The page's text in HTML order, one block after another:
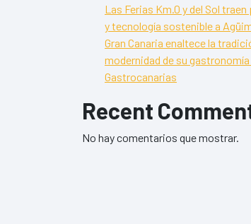
Las Ferias Km.0 y del Sol
y tecnología sostenible a
Gran Canaria enaltece la
modernidad de su gastronomía
Gastrocanarias
Recent
No hay comentarios que mostrar.